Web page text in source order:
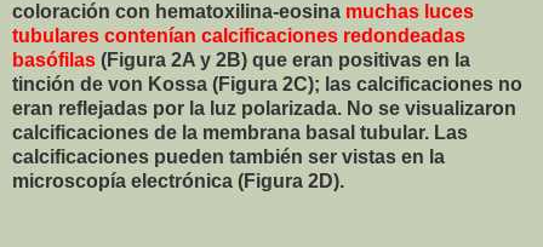
coloración con hematoxilina-eosina muchas luces
tubulares contenían calcificaciones redondeadas
basófilas (Figura 2A y 2B) que eran positivas en la
tinción de von Kossa (Figura 2C); las calcificaciones no
eran reflejadas por la luz polarizada. No se visualizaron
calcificaciones de la membrana basal tubular. Las
calcificaciones pueden también ser vistas en la
microscopía electrónica (Figura 2D).